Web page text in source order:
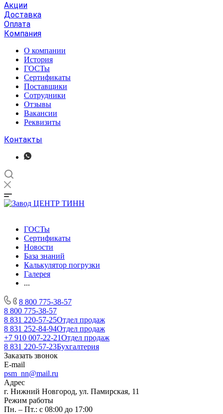
Акции
Доставка
Оплата
Компания
О компании
История
ГОСТы
Сертификаты
Поставщики
Сотрудники
Отзывы
Вакансии
Реквизиты
Контакты
ГОСТы
Сертификаты
Новости
База знаний
Калькулятор погрузки
Галерея
...
8 800 775-38-57
8 800 775-38-57
8 831 220-57-25Отдел продаж
8 831 252-84-94Отдел продаж
+7 910 007-22-21Отдел продаж
8 831 220-57-23Бухгалтерия
Заказать звонок
E-mail
psm_nn@mail.ru
Адрес
г. Нижний Новгород, ул. Памирская, 11
Режим работы
Пн. – Пт.: с 08:00 до 17:00